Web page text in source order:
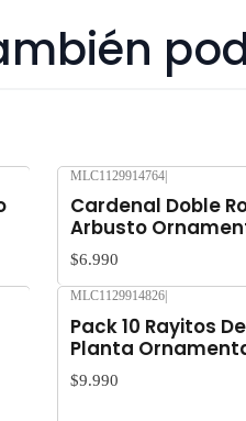
MLC1129914764
Cardenal Doble
Arbusto
$6.990
MLC1129914826
Pack 10 Rayitos
Planta
$9.990